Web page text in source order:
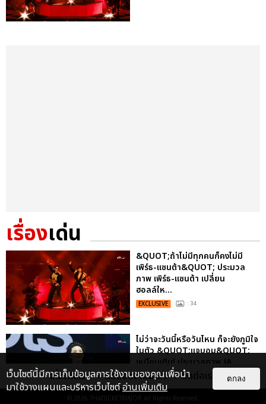
เรื่องเด่น
&QUOT;ถ้าไม่มีทุกคนก็คงไม่มี
เพิร์ธ-แซนต้า&QUOT; ประมวล
ภาพ เพิร์ธ-แซนต้า เปลี่ยน
ฮอลล์ให...
EXCLUSIVE : 34
ไม่ว่าจะวันนี้หรือวันไหน ก็จะยังภูมิใจ
ในตัว &QUOT;แจบอม&QUOT;
เหมือนเดิม! ประมวลภาพ JA...
EXCLUSIVE : 28
เกี่ยวกับเรา ติดต่อลงโฆษณา ติดต่อเรา
© 2026 THAITICKETMAJOR All Rights Reserved.
เว็บไซต์นี้มีการเก็บข้อมูลการใช้งานของคุณเพื่อนำ
มาใช้วางแผนและบริหารเว็บไซต์อ่านเพิ่มเติม
ตกลง